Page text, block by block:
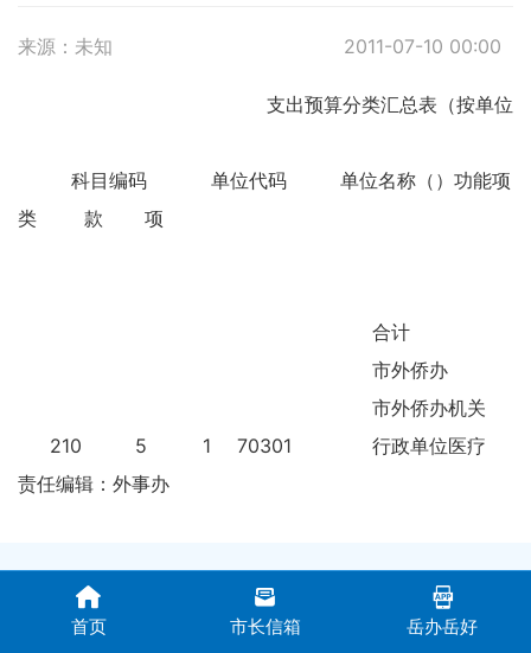
来源：未知 2011-07-10 00:00
支出预算分类汇总表（按单位）
科目编码 单位代码 单位名称（） 功能项
类
款 项
合计
市外侨办
市外侨办机关
210
5 1 70301
行政单位医疗
责任编辑：外事办
首页 市长信箱 岳办岳好